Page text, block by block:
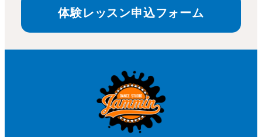
体験レッスン申込フォーム